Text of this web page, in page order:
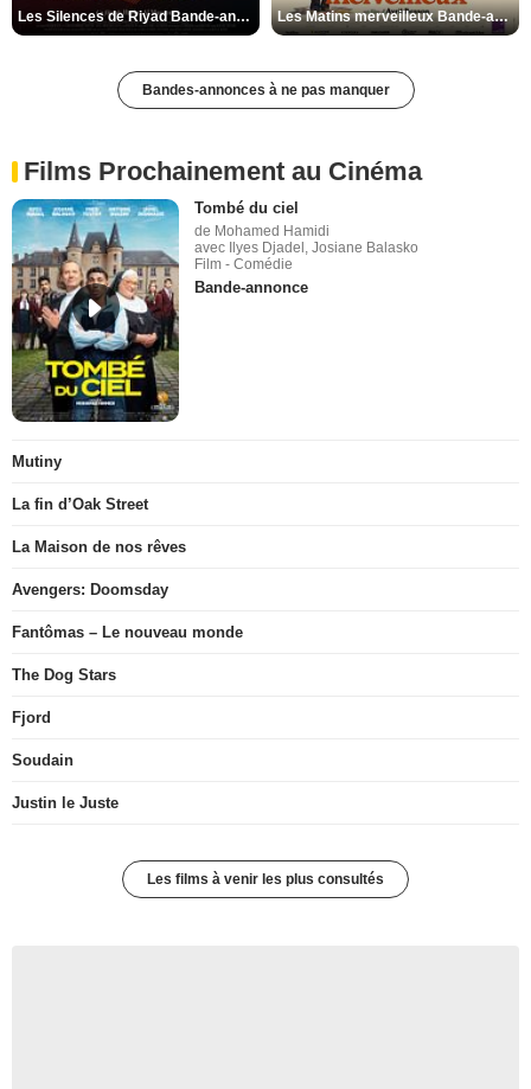
Les Silences de Riyad Bande-annonce VO STFR Les Matins merveilleux Bande-annonce VF
Bandes-annonces à ne pas manquer
Films Prochainement au Cinéma
Tombé du ciel
de Mohamed Hamidi
avec Ilyes Djadel, Josiane Balasko
Film - Comédie
Bande-annonce
Mutiny
La fin d’Oak Street
La Maison de nos rêves
Avengers: Doomsday
Fantômas – Le nouveau monde
The Dog Stars
Fjord
Soudain
Justin le Juste
Les films à venir les plus consultés